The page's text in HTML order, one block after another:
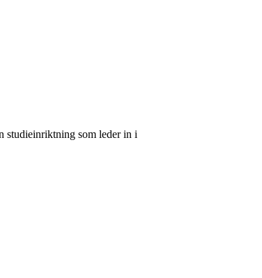
studieinriktning som leder in i